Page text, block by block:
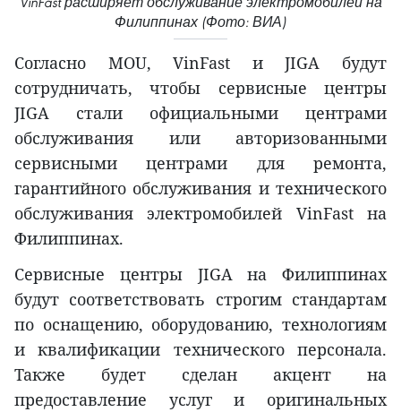
Филиппинах (Фото: ВИА)
Согласно MOU, VinFast и JIGA будут
сотрудничать, чтобы сервисные центры
JIGA стали официальными центрами
обслуживания или авторизованными
сервисными центрами для ремонта,
гарантийного обслуживания и технического
обслуживания электромобилей VinFast на
Филиппинах.
Сервисные центры JIGA на Филиппинах
будут соответствовать строгим стандартам
по оснащению, оборудованию, технологиям
и квалификации технического персонала.
Также будет сделан акцент на
предоставление услуг и оригинальных